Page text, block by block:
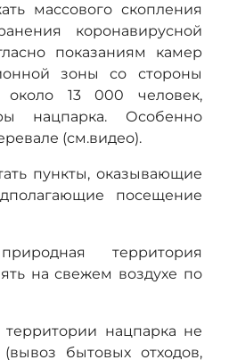
массового скопления
коронавирусной
показаниям камер
зоны со стороны
около 13 000 человек,
нацпарка. Особенно
(см.видео).
пункты, оказывающие
посещение
территория
на свежем воздухе по
нацпарка не
бытовых отходов,